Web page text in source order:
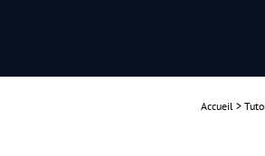
Accueil >